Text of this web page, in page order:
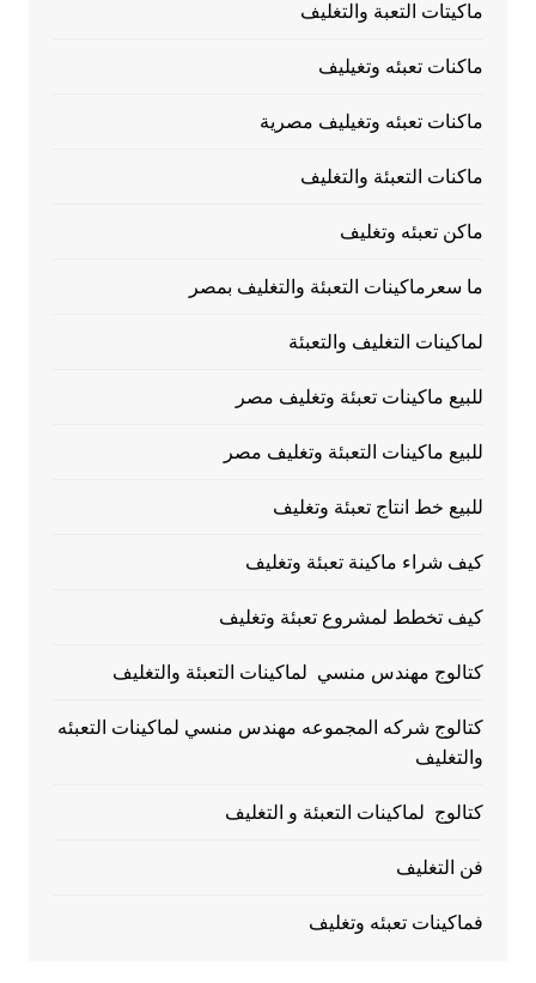
ماكيتات التعبة والتغليف
ماكنات تعبئه وتغيليف
ماكنات تعبئه وتغيليف مصرية
ماكنات التعبئة والتغليف
ماكن تعبئه وتغليف
ما سعرماكينات التعبئة والتغليف بمصر
لماكينات التغليف والتعبئة
للبيع ماكينات تعبئة وتغليف مصر
للبيع ماكينات التعبئة وتغليف مصر
للبيع خط انتاج تعبئة وتغليف
كيف شراء ماكينة تعبئة وتغليف
كيف تخطط لمشروع تعبئة وتغليف
كتالوج مهندس منسي لماكينات التعبئة والتغليف
كتالوج شركه المجموعه مهندس منسي لماكينات التعبئه
والتغليف
كتالوج لماكينات التعبئة و التغليف
فن التغليف
فماكينات تعبئه وتغليف